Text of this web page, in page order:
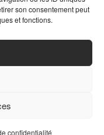
son consentement peut
et fonctions.
confidentialité